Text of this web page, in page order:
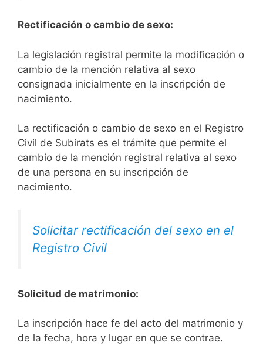
Rectificación o cambio de sexo:
La legislación registral permite la modificación o
cambio de la mención relativa al sexo
consignada inicialmente en la inscripción de
nacimiento.
La rectificación o cambio de sexo en el Registro
Civil de Subirats es el trámite que permite el
cambio de la mención registral relativa al sexo
de una persona en su inscripción de
nacimiento.
Solicitar rectificación del sexo en el
Registro Civil
Solicitud de matrimonio:
La inscripción hace fe del acto del matrimonio y
de la fecha, hora y lugar en que se contrae.